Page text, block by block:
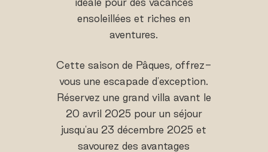
ensoleillées et riches en
aventures.
Cette saison de Pâques, offrez-
vous une escapade d'exception.
Réservez une grand villa avant le
20 avril 2025 pour un séjour
jusqu'au 23 décembre 2025 et
savourez des avantages